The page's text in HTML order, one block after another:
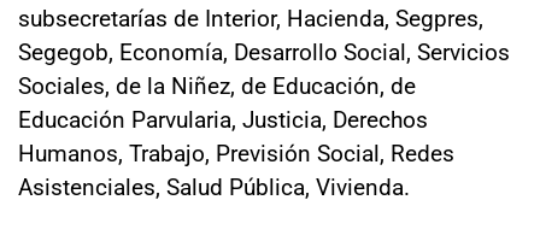
subsecretarías de Interior, Hacienda, Segpres,
Segegob, Economía, Desarrollo Social, Servicios
Sociales, de la Niñez, de Educación, de
Educación Parvularia, Justicia, Derechos
Humanos, Trabajo, Previsión Social, Redes
Asistenciales, Salud Pública, Vivienda.